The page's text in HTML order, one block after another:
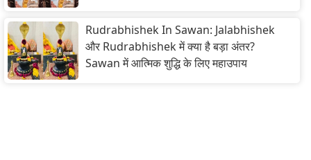
Rudrabhishek In Sawan: Jalabhishek
और Rudrabhishek में क्या है बड़ा अंतर?
Sawan में आत्मिक शुद्धि के लिए महाउपाय